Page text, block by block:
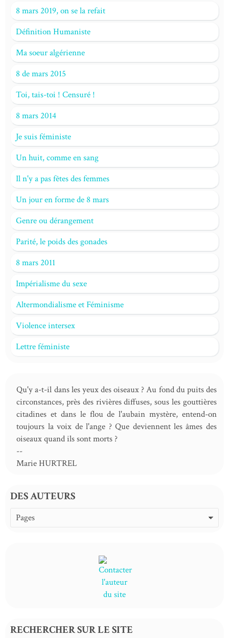
8 mars 2019, on se la refait
Définition Humaniste
Ma soeur algérienne
8 de mars 2015
Toi, tais-toi ! Censuré !
8 mars 2014
Je suis féministe
Un huit, comme en sang
Il n'y a pas fêtes des femmes
Un jour en forme de 8 mars
Genre ou dérangement
Parité, le poids des gonades
8 mars 2011
Impérialisme du sexe
Altermondialisme et Féminisme
Violence intersex
Lettre féministe
Qu'y a-t-il dans les yeux des oiseaux ? Au fond du puits des
circonstances, près des rivières diffuses, sous les gouttières
citadines et dans le flou de l'aubain mystère, entend-on
toujours la voix de l'ange ? Que deviennent les âmes des
oiseaux quand ils sont morts ?
--
Marie HURTREL
DES AUTEURS
RECHERCHER SUR LE SITE